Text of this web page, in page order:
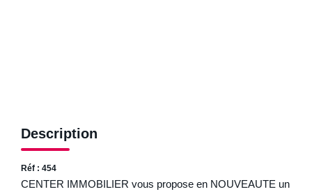
Description
Réf : 454
CENTER IMMOBILIER vous propose en NOUVEAUTE un